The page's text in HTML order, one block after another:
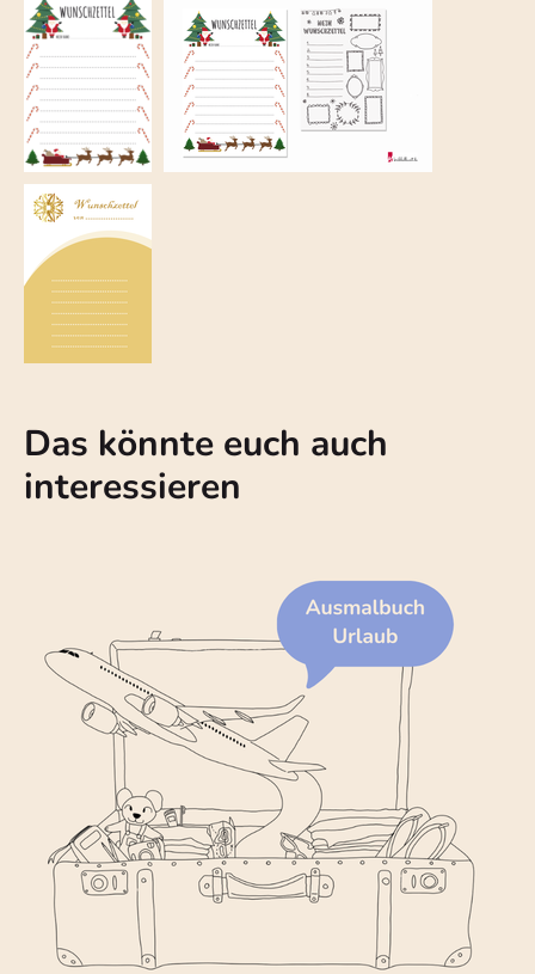
Das könnte euch auch
interessieren